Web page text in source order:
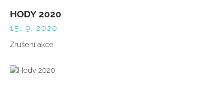
HODY 2020
15. 9. 2020
Zrušení akce